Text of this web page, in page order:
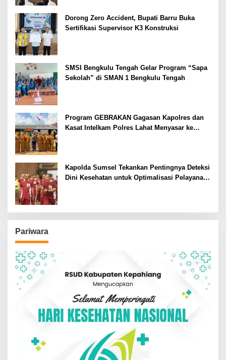
Dorong Zero Accident, Bupati Barru Buka
Sertifikasi Supervisor K3 Konstruksi
SMSI Bengkulu Tengah Gelar Program “Sapa
Sekolah” di SMAN 1 Bengkulu Tengah
Program GEBRAKAN Gagasan Kapolres dan
Kasat Intelkam Polres Lahat Menyasar ke
Kapolda Sumsel Tekankan Pentingnya Deteksi
Dini Kesehatan untuk Optimalisasi Pelayanan
Pariwara